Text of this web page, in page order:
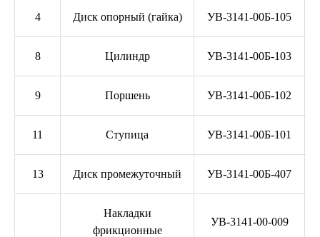
4 Диск опорный (гайка) УВ-3141-00Б-105
8 Цилиндр УВ-3141-00Б-103
9 Поршень УВ-3141-00Б-102
11 Ступица УВ-3141-00Б-101
13 Диск промежуточный УВ-3141-00Б-407
Накладки
фрикционные
УВ-3141-00-009